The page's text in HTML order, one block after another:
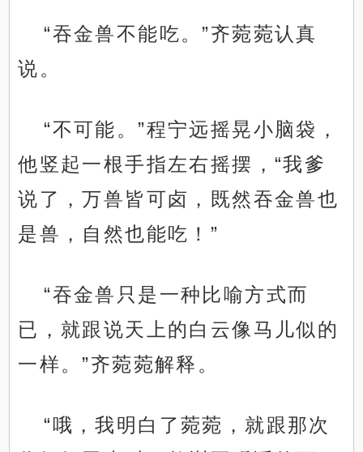
“吞金兽不能吃。”齐菀菀认真
说。
“不可能。”程宁远摇晃小脑袋，
他竖起一根手指左右摇摆，“我爹
说了，万兽皆可卤，既然吞金兽也
是兽，自然也能吃！”
“吞金兽只是一种比喻方式而
已，就跟说天上的白云像马儿似的
一样。”齐菀菀解释。
“哦，我明白了菀菀，就跟那次